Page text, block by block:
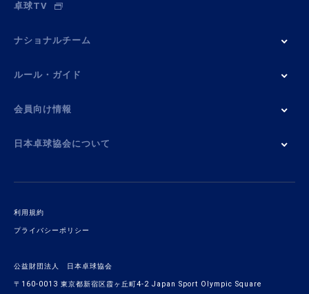
卓球TV
ナショナルチーム
ルール・ガイド
会員向け情報
日本卓球協会について
利用規約
プライバシーポリシー
公益財団法人 日本卓球協会
〒160-0013 東京都新宿区霞ヶ丘町4-2 Japan Sport Olympic Square